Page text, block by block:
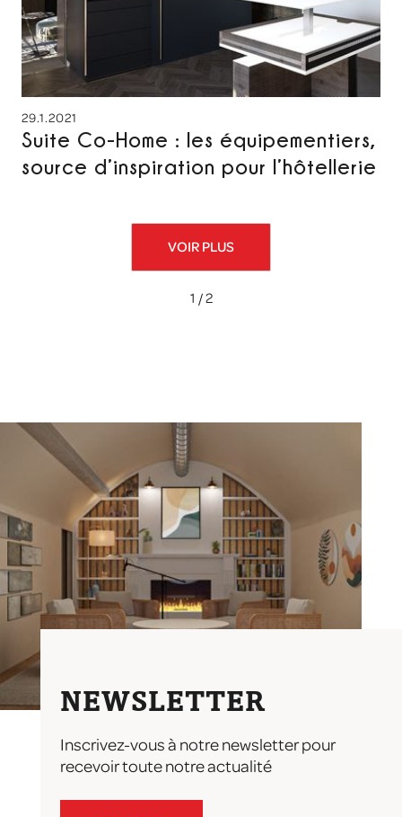
29.1.2021
Suite Co-Home : les équipementiers,
source d’inspiration pour l’hôtellerie
VOIR PLUS
1 / 2
NEWSLETTER
Inscrivez-vous à notre newsletter pour
recevoir toute notre actualité